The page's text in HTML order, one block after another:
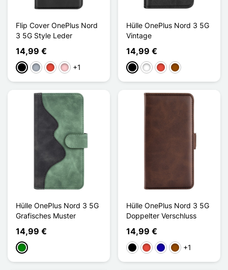
Flip Cover OnePlus Nord
3 5G Style Leder
14,99 €
Schwarz
GrauRot Pink+1
Hülle OnePlus Nord 3 5G
Vintage
14,99 €
Schwarz
WeißRot Braun
Hülle OnePlus Nord 3 5G
Grafisches Muster
14,99 €
Grün
Hülle OnePlus Nord 3 5G
Doppelter Verschluss
14,99 €
Schwarz
Rot Dunkelblau
Braun
+1